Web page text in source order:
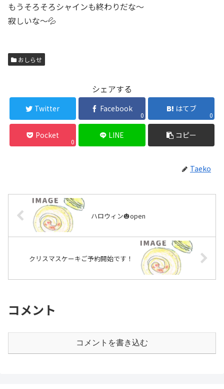
もうそろそろシャインも終わりだな～
寂しいな～💦
おしらせ
シェアする
Twitter Facebook
0
はてブ
0
Pocket
0
LINE コピー
Taeko
ハロウィン🎃open
クリスマスケーキご予約開始です！
コメント
コメントを書き込む